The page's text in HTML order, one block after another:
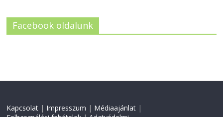
Facebook oldalunk
Kapcsolat | Impresszum | Médiaajánlat |